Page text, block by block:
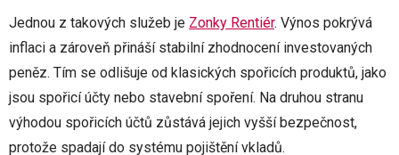
Jednou z takových služeb je Zonky Rentiér. Výnos pokrývá
inflaci a zároveň přináší stabilní zhodnocení investovaných
peněz. Tím se odlišuje od klasických spořicích produktů, jako
jsou spořicí účty nebo stavební spoření. Na druhou stranu
výhodou spořicích účtů zůstává jejich vyšší bezpečnost,
protože spadají do systému pojištění vkladů.